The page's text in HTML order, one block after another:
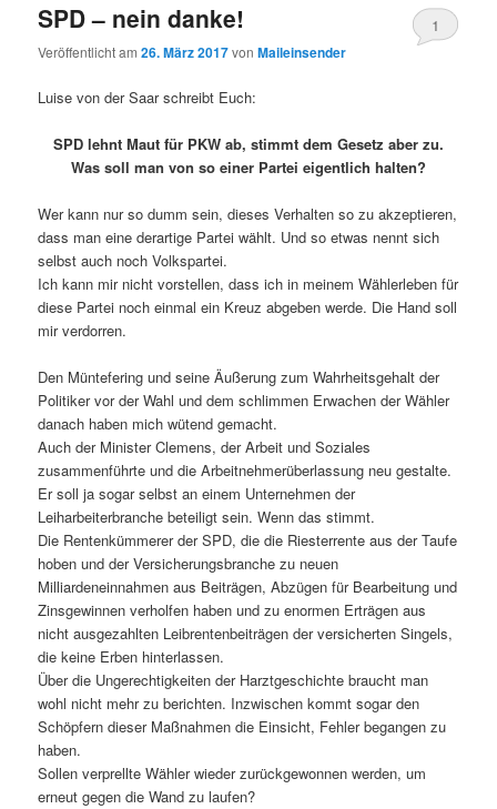
SPD – nein danke!
Veröffentlicht am26. März 2017vonMaileinsender
1
Luise von der Saar schreibt Euch:
SPD lehnt Maut für PKW ab, stimmt dem Gesetz aber zu.
Was soll man von so einer Partei eigentlich halten?
Wer kann nur so dumm sein, dieses Verhalten so zu akzeptieren,
dass man eine derartige Partei wählt. Und so etwas nennt sich
selbst auch noch Volkspartei.
Ich kann mir nicht vorstellen, dass ich in meinem Wählerleben für
diese Partei noch einmal ein Kreuz abgeben werde. Die Hand soll
mir verdorren.
Den Müntefering und seine Äußerung zum Wahrheitsgehalt der
Politiker vor der Wahl und dem schlimmen Erwachen der Wähler
danach haben mich wütend gemacht.
Auch der Minister Clemens, der Arbeit und Soziales
zusammenführte und die Arbeitnehmerüberlassung neu gestalte.
Er soll ja sogar selbst an einem Unternehmen der
Leiharbeiterbranche beteiligt sein. Wenn das stimmt.
Die Rentenkümmerer der SPD, die die Riesterrente aus der Taufe
hoben und der Versicherungsbranche zu neuen
Milliardeneinnahmen aus Beiträgen, Abzügen für Bearbeitung und
Zinsgewinnen verholfen haben und zu enormen Erträgen aus
nicht ausgezahlten Leibrentenbeiträgen der versicherten Singels,
die keine Erben hinterlassen.
Über die Ungerechtigkeiten der Harztgeschichte braucht man
wohl nicht mehr zu berichten. Inzwischen kommt sogar den
Schöpfern dieser Maßnahmen die Einsicht, Fehler begangen zu
haben.
Sollen verprellte Wähler wieder zurückgewonnen werden, um
erneut gegen die Wand zu laufen?